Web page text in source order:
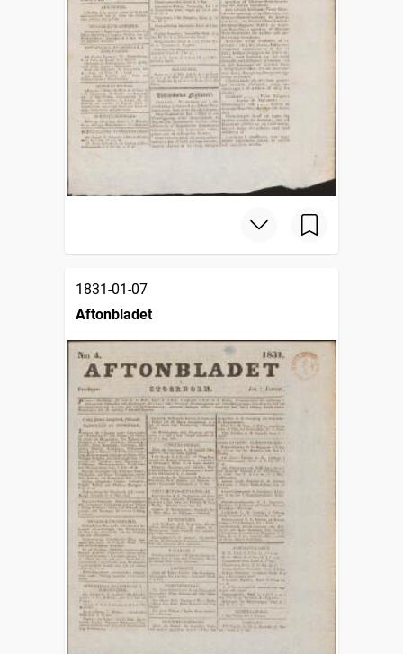
1831-01-07
Aftonbladet